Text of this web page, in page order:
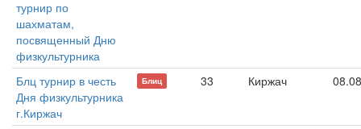
турнир по
шахматам,
посвященный Дню
физкультурника
Блц турнир в честь
Дня физкультурника
г.Киржач
Блиц 33 Киржач